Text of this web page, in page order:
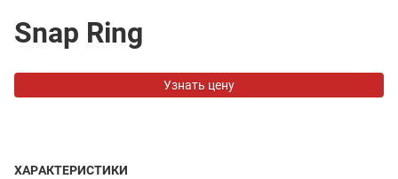
Snap Ring
Узнать цену
ХАРАКТЕРИСТИКИ